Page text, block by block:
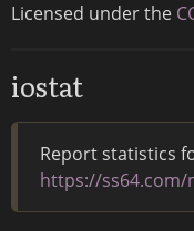
Licensed under the
iostat
Report statistics
https://